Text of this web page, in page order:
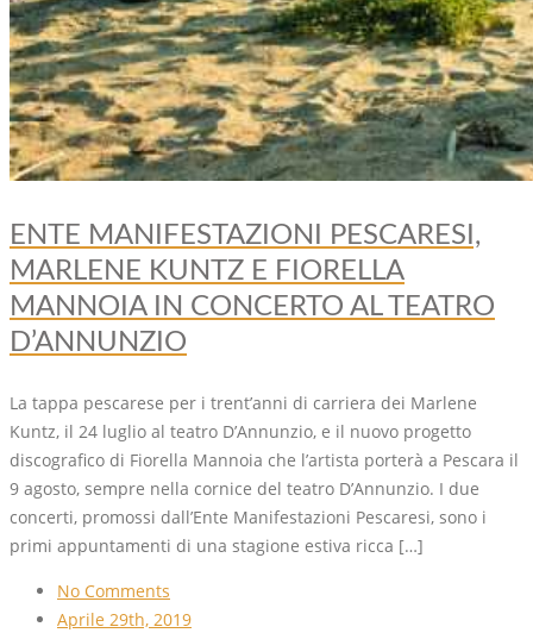
ENTE MANIFESTAZIONI PESCARESI,
MARLENE KUNTZ E FIORELLA
MANNOIA IN CONCERTO AL TEATRO
D’ANNUNZIO
La tappa pescarese per i trent’anni di carriera dei Marlene
Kuntz, il 24 luglio al teatro D’Annunzio, e il nuovo progetto
discografico di Fiorella Mannoia che l’artista porterà a Pescara il
9 agosto, sempre nella cornice del teatro D’Annunzio. I due
concerti, promossi dall’Ente Manifestazioni Pescaresi, sono i
primi appuntamenti di una stagione estiva ricca […]
No Comments
Aprile 29th, 2019